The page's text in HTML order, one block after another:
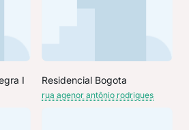
I Residencial Bogota
rua agenor antônio rodrigues